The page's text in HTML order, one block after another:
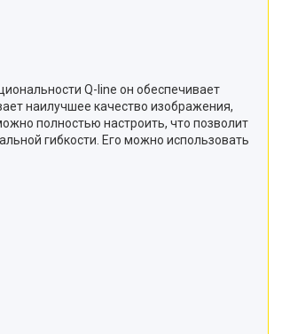
Q-line он обеспечивает
наилучшее качество изображения,
полностью настроить, что позволит
гибкости. Его можно использовать